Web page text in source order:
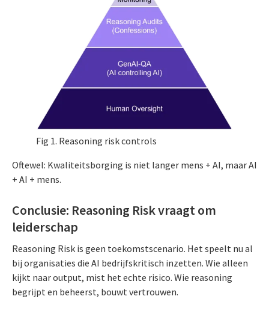
Fig 1. Reasoning risk controls
Oftewel: Kwaliteitsborging is niet langer mens + AI, maar AI
+ AI + mens.
Conclusie: Reasoning Risk vraagt om
leiderschap
Reasoning Risk is geen toekomstscenario. Het speelt nu al
bij organisaties die AI bedrijfskritisch inzetten. Wie alleen
kijkt naar output, mist het echte risico. Wie reasoning
begrijpt en beheerst, bouwt vertrouwen.